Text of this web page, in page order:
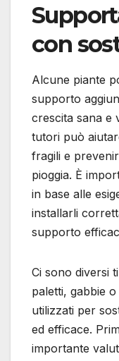
con
Alcune piante
supporto
crescita sana e
tutori può
fragili e
pioggia. È
in base alle
installarli
supporto
Ci sono diversi
paletti, gabbie
utilizzati per
ed efficace.
importante